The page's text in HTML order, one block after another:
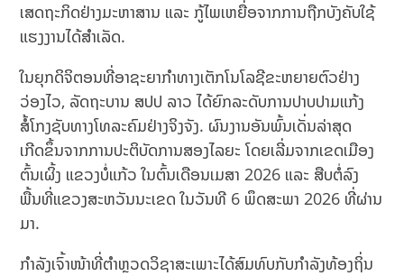
ເສດຖະກິດຢ່າງມະຫາສານ ແລະ ກູ້ໄພເຫຍື່ອຈາກການຖືກບັງຄັບໃຊ້
ແຮງງານໄດ້ສຳເລັດ.
ໃນຍຸກດິຈິຕອນທີ່ອາຊະຍາກຳທາງເຕັກໂນໂລຊີຂະຫຍາຍຕົວຢ່າງ
ວ່ອງໄວ, ລັດຖະບານ ສປປ ລາວ ໄດ້ຍົກລະດັບການປາບປາມແກ້ງ
ສໍ້ໂກງຊັບທາງໂທລະຄົມຢ່າງຈິງຈັງ. ຜົນງານອັນພົ້ນເດັ່ນລ່າສຸດ
ເກີດຂຶ້ນຈາກການປະຕິບັດການສອງໄລຍະ ໂດຍເລີ່ມຈາກເຂດເມືອງ
ຕົ້ນເຜິ້ງ ແຂວງບໍ່ແກ້ວ ໃນຕົ້ນເດືອນເມສາ 2026 ແລະ ສືບຕໍ່ລົງ
ພື້ນທີ່ແຂວງສະຫວັນນະເຂດ ໃນວັນທີ 6 ພຶດສະພາ 2026 ທີ່ຜ່ານ
ມາ.
ກຳລັງເຈົ້າໜ້າທີ່ຕຳຫຼວດວິຊາສະເພາະໄດ້ສົມທົບກັບກຳລັງທ້ອງຖິ່ນ